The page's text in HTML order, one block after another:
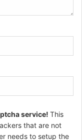
service! This
that are not
needs to setup the